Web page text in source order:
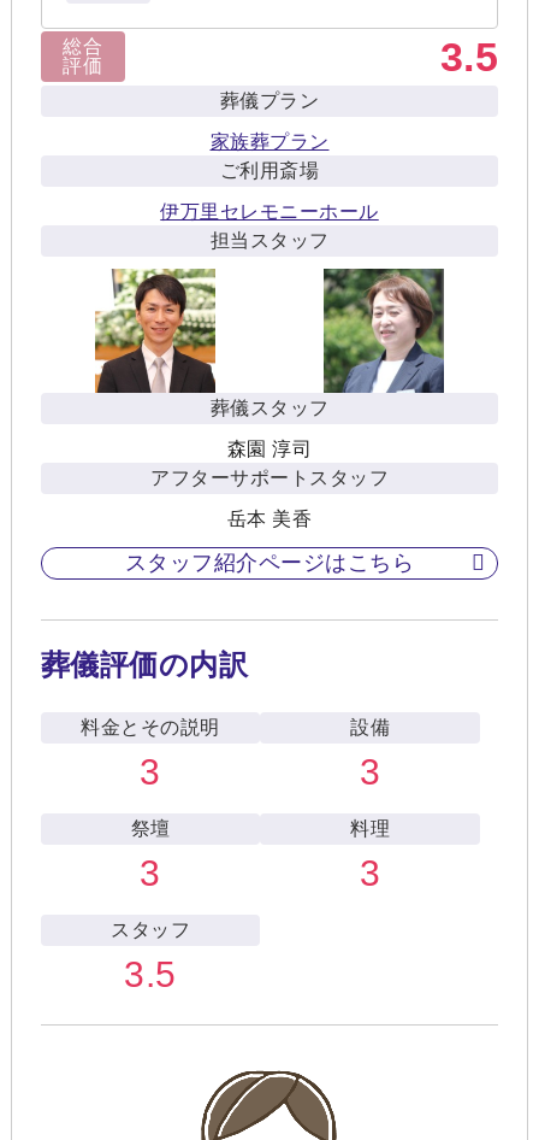
総合
評価
3.5
葬儀プラン
家族葬プラン
ご利用斎場
伊万里セレモニーホール
担当スタッフ
葬儀スタッフ
森園 淳司
アフターサポートスタッフ
岳本 美香
スタッフ紹介ページはこちら
葬儀評価の内訳
料金とその説明
3
設備
3
祭壇
3
料理
3
スタッフ
3.5